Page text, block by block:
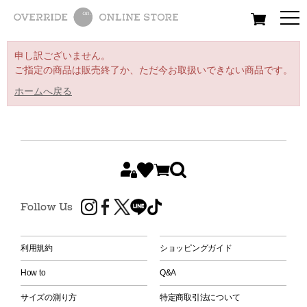
All Women Men
申し訳ございません。
ご指定の商品は販売終了か、ただ今お取扱いできない商品です。
ホームへ戻る
Follow Us
利用規約 ショッピングガイド
How to Q&A
サイズの測り方 特定商取引法について